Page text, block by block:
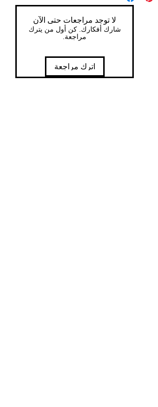
لا توجد مراجعات حتى الآن
شارك أفكارك. كن أول من يترك
مراجعة.
اترك مراجعة